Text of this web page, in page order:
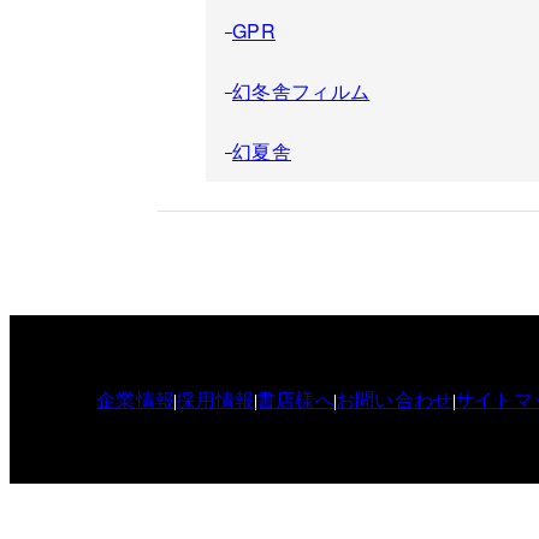
GPR
幻冬舎フィルム
幻夏舎
企業情報採用情報書店様へお問い合わせサイトマ